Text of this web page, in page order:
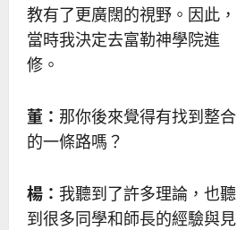
教有了更廣闊的視野。因此，
當時我決定去富勒神學院進
修。
董： 那你後來覺得有找到整合
的一條路嗎？
楊： 我聽到了許多理論，也聽
到很多同學和師長的經驗與見